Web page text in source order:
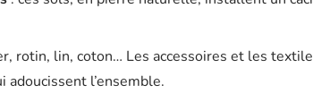
rotin, lin, coton… Les accessoires et les
l’ensemble.